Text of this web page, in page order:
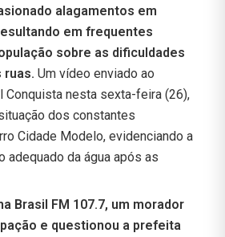
alagamentos em
em frequentes
sobre as dificuldades
ruas. Um vídeo enviado ao
Conquista nesta sexta-feira (26),
dos constantes
Cidade Modelo, evidenciando a
adequado da água após as
Brasil FM 107.7, um morador
e questionou a prefeita